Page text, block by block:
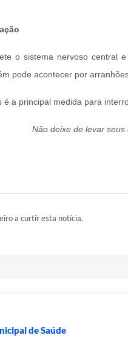
o sistema nervoso central
pode acontecer por
a principal medida para
Não deixe de levar
a curtir esta notícia.
de Saúde